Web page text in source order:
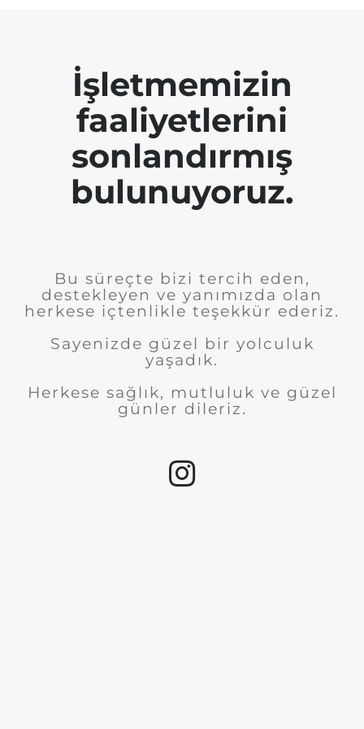
İşletmemizin
faaliyetlerini
sonlandırmış
bulunuyoruz.
Bu süreçte bizi tercih eden,
destekleyen ve yanımızda olan
herkese içtenlikle teşekkür ederiz.
Sayenizde güzel bir yolculuk
yaşadık.
Herkese sağlık, mutluluk ve güzel
günler dileriz.